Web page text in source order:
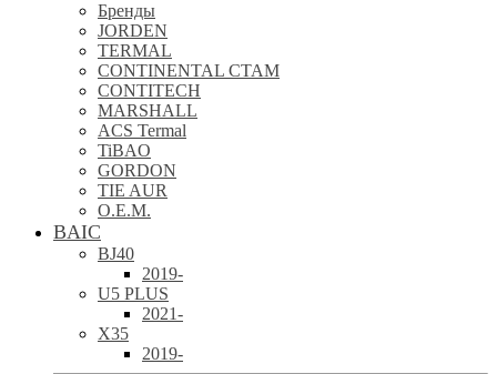
Бренды
JORDEN
TERMAL
CONTINENTAL CTAM
CONTITECH
MARSHALL
ACS Termal
TiBAO
GORDON
TIE AUR
O.E.M.
BAIC
BJ40
2019-
U5 PLUS
2021-
X35
2019-